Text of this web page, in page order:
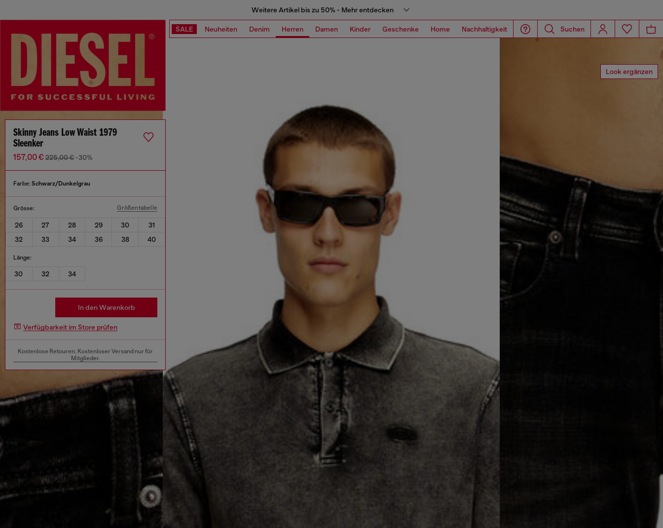
Weitere Artikel bis zu 50% - Mehr entdecken
SALE Neuheiten Denim Herren Damen Kinder Geschenke Home Nachhaltigkeit Suchen
Look ergänzen
Skinny Jeans Low Waist 1979
Sleenker
157,00 € 225,00 € -30%
Farbe: Schwarz/Dunkelgrau
Grösse: Größentabelle
26 27 28 29 30
31
32
33 34 36 38 40
Länge:
30 32 34
In den Warenkorb
Verfügbarkeit im Store prüfen
Kostenlose Retouren. Kostenloser Versand nur für
Mitglieder.